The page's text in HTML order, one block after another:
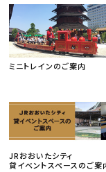
ミニトレインのご案内
JRおおいたシティ
貸イベントスペースのご案